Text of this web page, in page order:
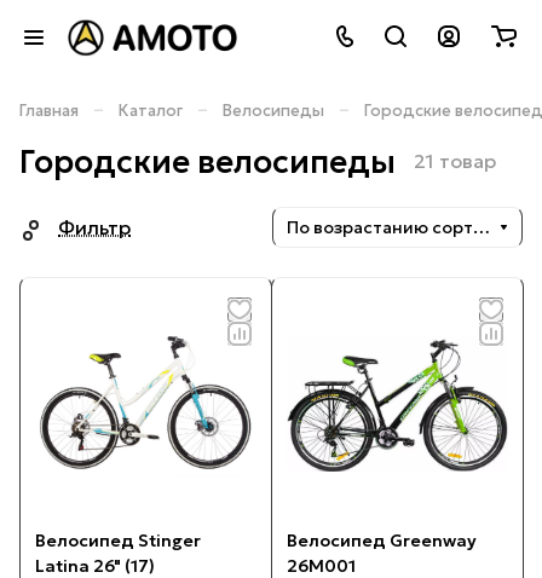
Главная – Каталог – Велосипеды – Городские
Городские велосипеды 21 товар
Фильтр По возрастанию сортировки
Велосипед Stinger
Latina 26" (17)
Велосипед Greenway
26М001